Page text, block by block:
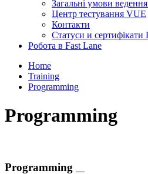
Загальні умови ведення
Центр тестування VUE
Контакти
Статуси и сертифікати
Робота в Fast Lane
Home
Training
Programming
Programming
Programming